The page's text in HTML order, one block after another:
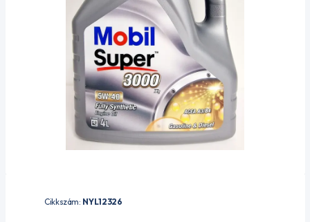
Cikkszám: NYL12326